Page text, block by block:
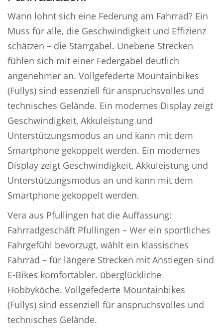
Wann lohnt sich eine Federung am Fahrrad? Ein
Muss für alle, die Geschwindigkeit und Effizienz
schätzen – die Starrgabel. Unebene Strecken
fühlen sich mit einer Federgabel deutlich
angenehmer an. Vollgefederte Mountainbikes
(Fullys) sind essenziell für anspruchsvolles und
technisches Gelände. Ein modernes Display zeigt
Geschwindigkeit, Akkuleistung und
Unterstützungsmodus an und kann mit dem
Smartphone gekoppelt werden. Ein modernes
Display zeigt Geschwindigkeit, Akkuleistung und
Unterstützungsmodus an und kann mit dem
Smartphone gekoppelt werden.
Vera aus Pfullingen hat die Auffassung:
Fahrradgeschäft Pfullingen – Wer ein sportliches
Fahrgefühl bevorzugt, wählt ein klassisches
Fahrrad – für längere Strecken mit Anstiegen sind
E-Bikes komfortabler. überglückliche
Hobbyköche. Vollgefederte Mountainbikes
(Fullys) sind essenziell für anspruchsvolles und
technisches Gelände.